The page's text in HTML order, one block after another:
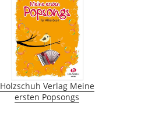
Holzschuh Verlag Meine
ersten Popsongs